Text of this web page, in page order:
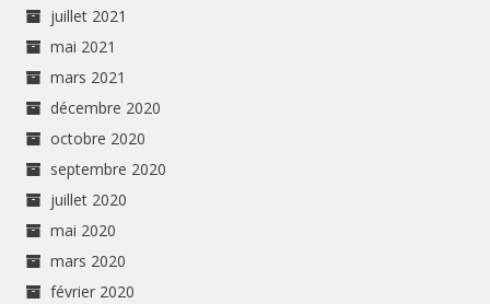
juillet 2021
mai 2021
mars 2021
décembre 2020
octobre 2020
septembre 2020
juillet 2020
mai 2020
mars 2020
février 2020